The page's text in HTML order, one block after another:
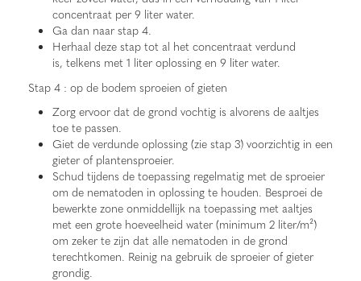
concentraat per 9 liter water.
Ga dan naar stap 4.
Herhaal deze stap tot al het concentraat verdund
is, telkens met 1 liter oplossing en 9 liter water.
Stap 4 : op de bodem sproeien of gieten
Zorg ervoor dat de grond vochtig is alvorens de aaltjes
toe te passen.
Giet de verdunde oplossing (zie stap 3) voorzichtig in een
gieter of plantensproeier.
Schud tijdens de toepassing regelmatig met de sproeier
om de nematoden in oplossing te houden. Besproei de
bewerkte zone onmiddellijk na toepassing met aaltjes
met een grote hoeveelheid water (minimum 2 liter/m²)
om zeker te zijn dat alle nematoden in de grond
terechtkomen. Reinig na gebruik de sproeier of gieter
grondig.